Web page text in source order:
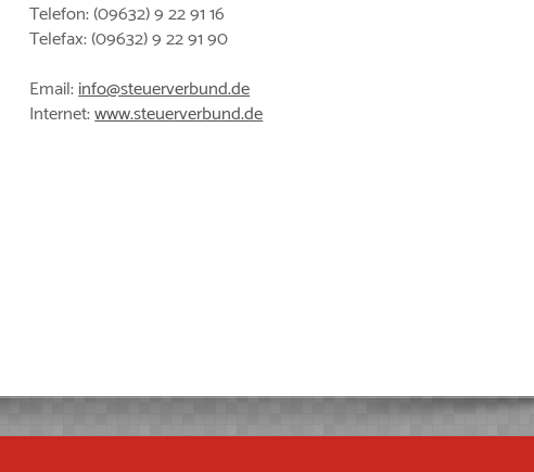
Telefon:(09632) 9 22 91 16
Telefax:(09632) 9 22 91 90
Email:info@steuerverbund.de
Internet:www.steuerverbund.de